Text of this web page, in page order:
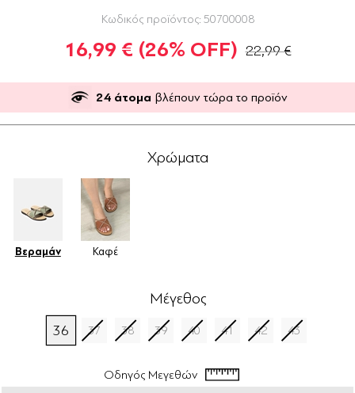
Κωδικός προϊόντος: 50700008
16,99 € (26% OFF) 22,99 €
24 άτομα βλέπουν τώρα το προϊόν
Χρώματα
Βεραμάν Καφέ
Μέγεθος
36 37 38 39 40 41 42 43
Οδηγός Μεγεθών